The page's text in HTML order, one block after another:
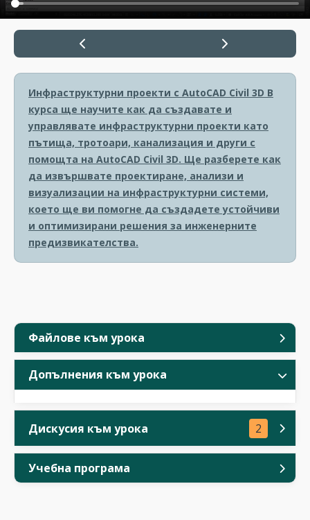
Файлове към урока
Допълнения към урока
Дискусия към урока 2
Учебна програма
Инфраструктурни проекти с AutoCAD Civil 3D В
курса ще научите как да създавате и
управлявате инфраструктурни проекти като
пътища, тротоари, канализация и други с
помощта на AutoCAD Civil 3D. Ще разберете как
да извършвате проектиране, анализи и
визуализации на инфраструктурни системи,
което ще ви помогне да създадете устойчиви
и оптимизирани решения за инженерните
предизвикателства.